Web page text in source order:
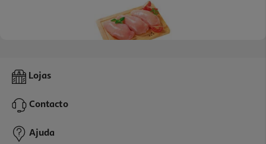
Peito De Frango Auchan Vacuo Kg
6,49 €
Lojas
Contacto
Ajuda